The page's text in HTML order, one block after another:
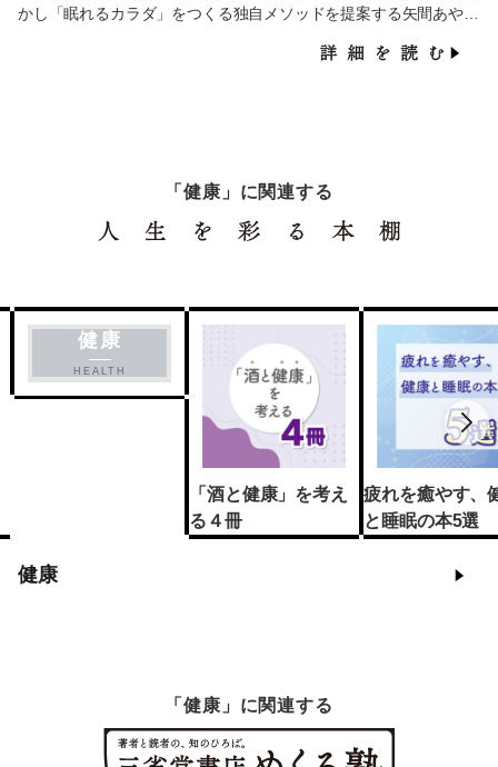
かし「眠れるカラダ」をつくる独自メソッドを提案する矢間あやさ
「健康」に関連する
健康
HEALTH
「酒と健康」を考え
る４冊
疲れを癒やす、
と睡眠の本5選
健康
「健康」に関連する